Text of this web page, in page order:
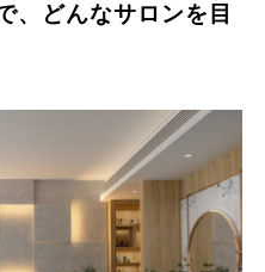
、どんなサロンを目